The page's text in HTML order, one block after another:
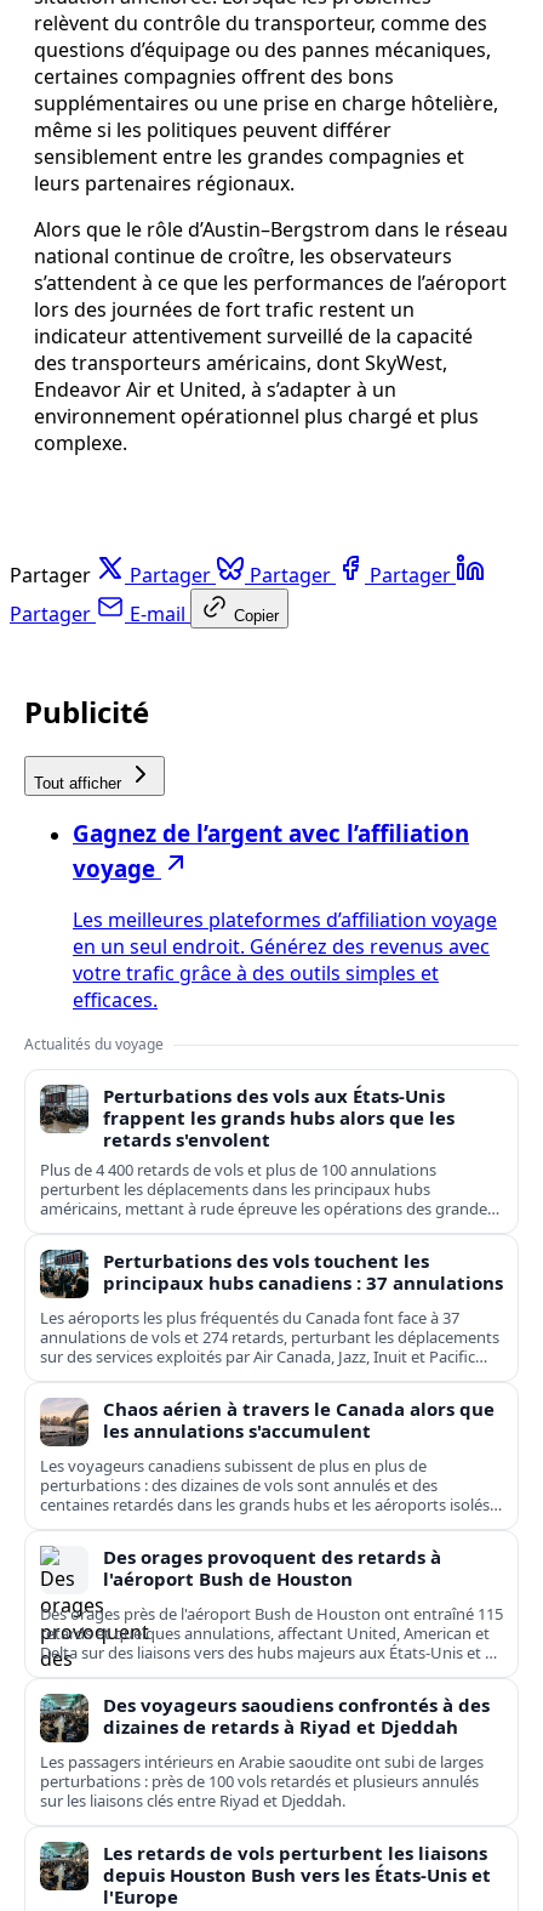
relèvent du contrôle du transporteur, comme des
questions d’équipage ou des pannes mécaniques,
certaines compagnies offrent des bons
supplémentaires ou une prise en charge hôtelière,
même si les politiques peuvent différer
sensiblement entre les grandes compagnies et
leurs partenaires régionaux.
Alors que le rôle d’Austin–Bergstrom dans le réseau
national continue de croître, les observateurs
s’attendent à ce que les performances de l’aéroport
lors des journées de fort trafic restent un
indicateur attentivement surveillé de la capacité
des transporteurs américains, dont SkyWest,
Endeavor Air et United, à s’adapter à un
environnement opérationnel plus chargé et plus
complexe.
Partager Partager Partager
Partager
Partager
E-mail Copier
Publicité
Tout afficher
Gagnez de l’argent avec l’affiliation
voyage
Les meilleures plateformes d’affiliation voyage
en un seul endroit. Générez des revenus avec
votre trafic grâce à des outils simples et
efficaces.
Actualités du voyage
Perturbations des vols aux États-Unis
frappent les grands hubs alors que les
retards s'envolent
Plus de 4 400 retards de vols et plus de 100 annulations
perturbent les déplacements dans les principaux hubs
américains, mettant à rude épreuve les opérations des grandes
compagnies nationales et régionales.
Perturbations des vols touchent les
principaux hubs canadiens : 37 annulations
Les aéroports les plus fréquentés du Canada font face à 37
annulations de vols et 274 retards, perturbant les déplacements
sur des services exploités par Air Canada, Jazz, Inuit et Pacific
Coastal.
Chaos aérien à travers le Canada alors que
les annulations s'accumulent
Les voyageurs canadiens subissent de plus en plus de
perturbations : des dizaines de vols sont annulés et des
centaines retardés dans les grands hubs et les aéroports isolés,
de Toronto à Kuujjuaq.
Des orages provoquent des retards à
l'aéroport Bush de Houston
Des orages près de l'aéroport Bush de Houston ont entraîné 115
retards et quelques annulations, affectant United, American et
Delta sur des liaisons vers des hubs majeurs aux États-Unis et en
Europe.
Des voyageurs saoudiens confrontés à des
dizaines de retards à Riyad et Djeddah
Les passagers intérieurs en Arabie saoudite ont subi de larges
perturbations : près de 100 vols retardés et plusieurs annulés
sur les liaisons clés entre Riyad et Djeddah.
Les retards de vols perturbent les liaisons
depuis Houston Bush vers les États-Unis et
l'Europe